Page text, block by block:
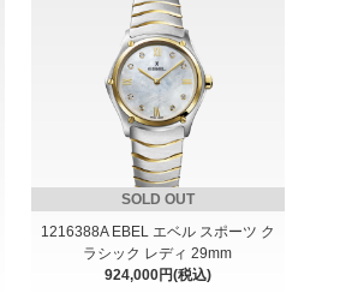
SOLD OUT
1216388A EBEL エベル スポーツ ク
ラシック レディ 29mm
924,000円(税込)